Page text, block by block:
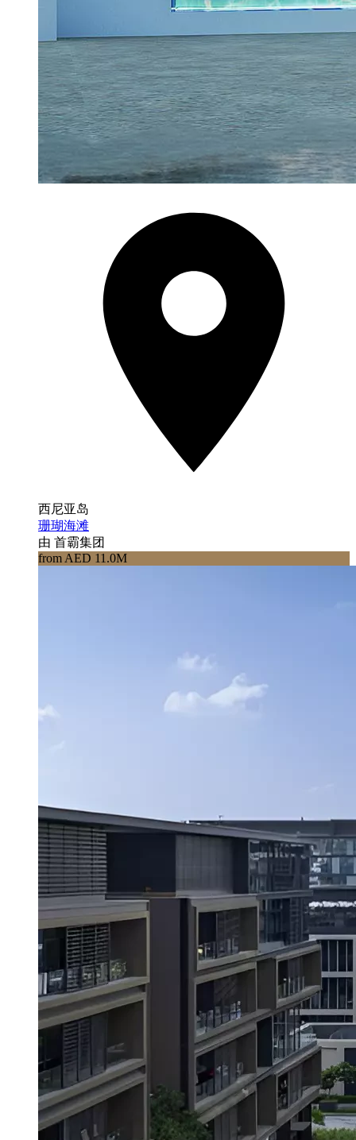
西尼亚岛
珊瑚海滩
由 首霸集团
from AED 11.0M